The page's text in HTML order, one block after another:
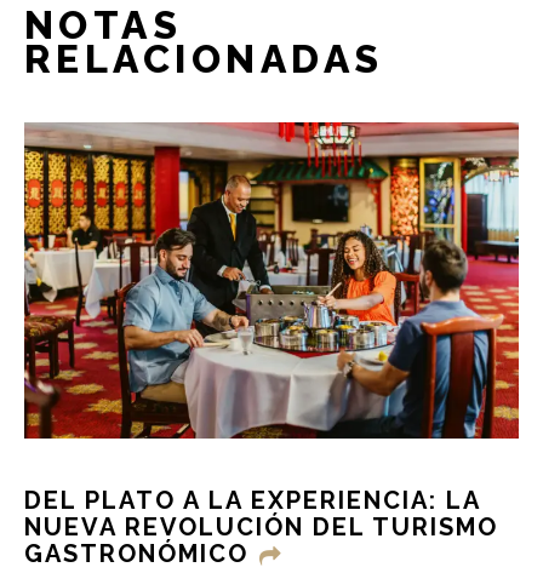
NOTAS
RELACIONADAS
DEL PLATO A LA EXPERIENCIA: LA
NUEVA REVOLUCIÓN DEL TURISMO
GASTRONÓMICO